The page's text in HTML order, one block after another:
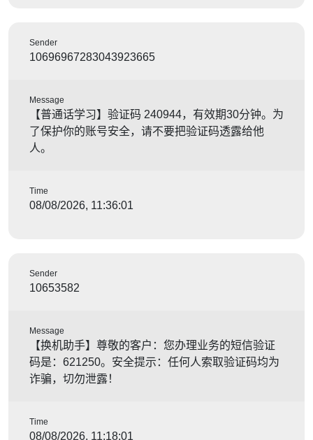
Sender
10696967283043923665
Message
【普通话学习】验证码 240944，有效期30分钟。为
了保护你的账号安全，请不要把验证码透露给他
人。
Time
08/08/2026, 11:36:01
Sender
10653582
Message
【换机助手】尊敬的客户：您办理业务的短信验证
码是：621250。安全提示：任何人索取验证码均为
诈骗，切勿泄露！
Time
08/08/2026, 11:18:01